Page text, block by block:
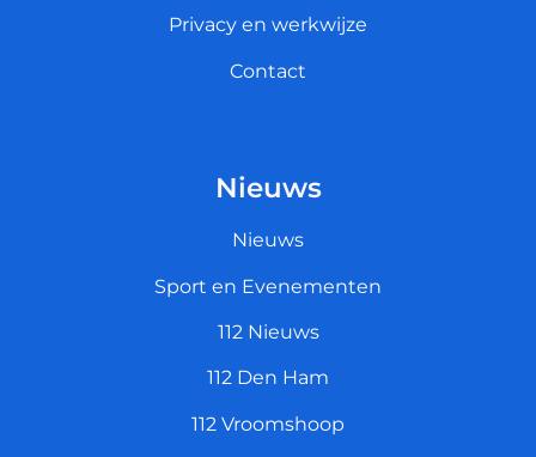
Privacy en werkwijze
Contact
Nieuws
Nieuws
Sport en Evenementen
112 Nieuws
112 Den Ham
112 Vroomshoop